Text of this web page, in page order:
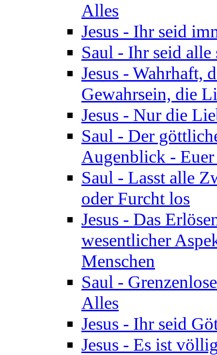
Alles
Jesus - Ihr seid
Saul - Ihr seid alle
Jesus - Wahrhaft,
Gewahrsein, die
Jesus - Nur die
Saul - Der
Augenblick -
Saul - Lasst alle
oder Furcht los
Jesus - Das
wesentlicher
Menschen
Saul -
Alles
Jesus - Ihr seid
Jesus - Es ist